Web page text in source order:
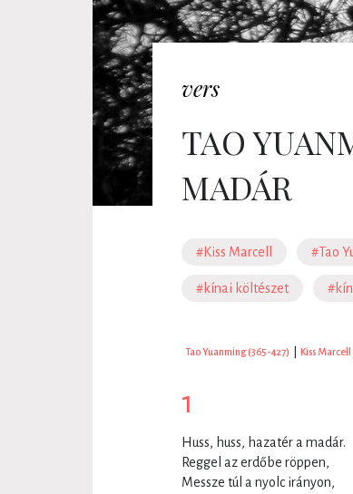
vers
TAO
MADÁR
#Kiss Marcell #Tao
#kínai költészet
Tao Yuanming (365-427) Kiss Marcell
1
Huss, huss, hazatér a madár.
Reggel az erdőbe röppen,
Messze túl a nyolc irányon,